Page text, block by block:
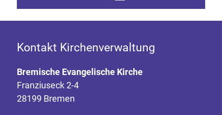
Kontakt Kirchenverwaltung
Bremische Evangelische Kirche
Franziuseck 2-4
28199 Bremen